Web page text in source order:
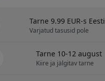
Tarne 9.99 EUR-s Eesti
Varjatud tasusid pole
Tarne 10-12 august
Kiire ja jälgitav tarne